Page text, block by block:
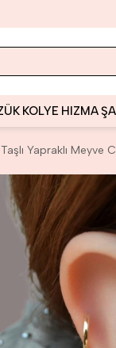
KOLYE HIZMA
Yapraklı Meyve